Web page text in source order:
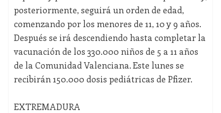
posteriormente, seguirá un orden de edad,
comenzando por los menores de 11, 10 y 9 años.
Después se irá descendiendo hasta completar la
vacunación de los 330.000 niños de 5 a 11 años
de la Comunidad Valenciana. Este lunes se
recibirán 150.000 dosis pediátricas de Pfizer.
EXTREMADURA